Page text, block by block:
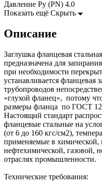
Давление Ру (PN) 4.0
Показать ещё Скрыть
Описание
Заглушка фланцевая
предназначена для
при необходимости
устанавливается фланцевая
трубопроводов
«глухой фланец», потому
размеры фланца по ГОСТ
Настоящий стандарт
фланцевые стальные на
(от 6 до 160 кгс/см2),
применяемые в химической,
нефтехимической, газовой,
отраслях промышленности.
Технические требования: